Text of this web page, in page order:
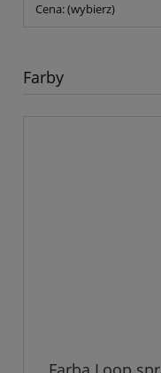
Cena: (wybierz)
Farby